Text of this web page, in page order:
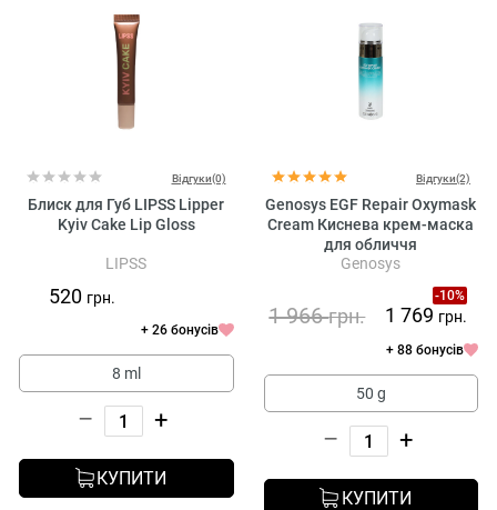
Відгуки(0)
Блиск для Губ LIPSS Lipper
Kyiv Cake Lip Gloss
LIPSS
520 грн.
+ 26 бонусів
8 ml
– +
КУПИТИ
Відгуки(2)
Genosys EGF Repair Oxymask
Cream Киснева крем-маска
для обличчя
Genosys
-10%
1 966грн. 1 769 грн.
+ 88 бонусів
50 g
– +
КУПИТИ